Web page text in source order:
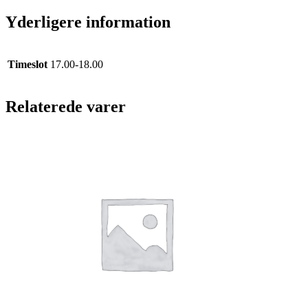
AFHENTNING
antal
Yderligere information
Timeslot 17.00-18.00
Relaterede varer